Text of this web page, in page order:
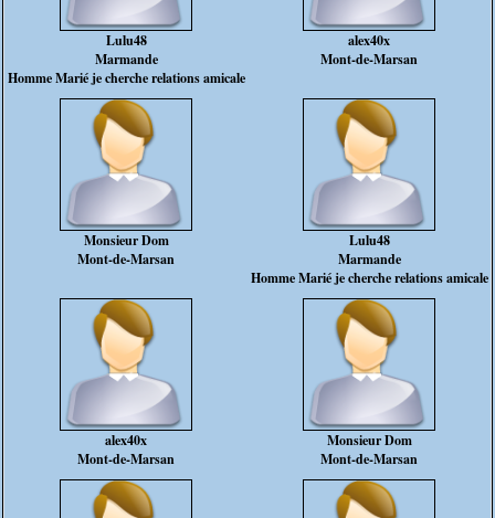
Lulu48
Marmande
Homme Marié je cherche relations amicale
alex40x
Mont-de-Marsan
Monsieur Dom
Mont-de-Marsan
Lulu48
Marmande
Homme Marié je cherche relations amicale
alex40x
Mont-de-Marsan
Monsieur Dom
Mont-de-Marsan